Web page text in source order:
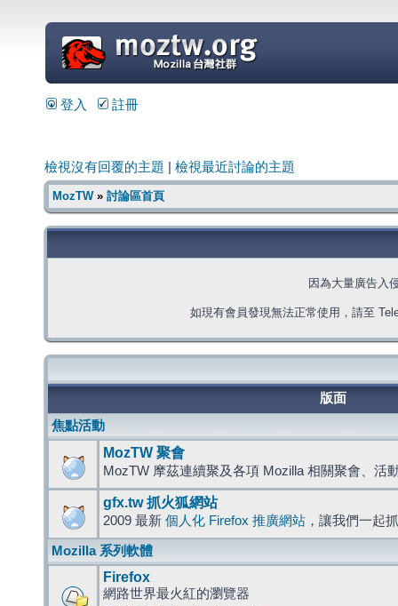
=
登入 註冊
檢視沒有回覆的主題 檢視最近討論的主題
MozTW» 討論區首頁
因為大量廣告入
如現有會員發現無法正常使用，請至
版面
焦點活動
MozTW 聚會
MozTW 摩茲連續聚及各項 Mozilla 相關聚會、活
gfx.tw 抓火狐網站
2009 最新 個人化 Firefox 推廣網站 ，讓我們一起
Mozilla 系列軟體
Firefox
網路世界最火紅的瀏覽器